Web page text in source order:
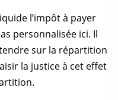
l’impôt à payer
personnalisée ici. Il
sur la répartition
la justice à cet effet